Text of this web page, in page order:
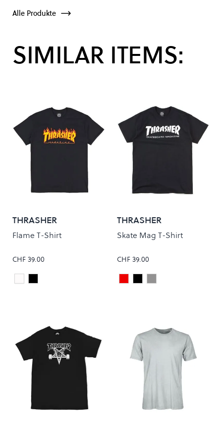
Alle Produkte
SIMILAR ITEMS:
THRASHER
Flame T-Shirt
CHF 39.00
Colour
WhiteBlack
THRASHER
Skate Mag T-Shirt
CHF 39.00
Colour
Maroon
BlackGrey